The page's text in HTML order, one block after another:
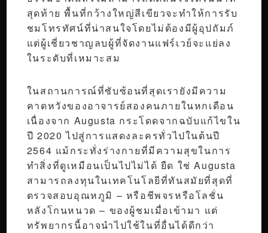
สุดท้าย พื้นที่กว้างใหญ่สีเขียวจะทำให้การรับ
ชมโทรทัศน์ที่น่าสนใจโดยไม่ต้องมีผู้อุปถัมภ์
แต่ผู้เชี่ยวชาญลบผู้ที่จัดงานแฟร์เวย์จะแย่ลง
ในระดับที่เหมาะสม
ในสถานการณ์ที่ซับซ้อนที่สุดเรายังมีความ
คาดหวังของอาจารย์สองคนภายในหกเดือน
เนื่องจาก Augusta กระโดดจากฉบับแก้ไขใน
ปี 2020 ไปสู่การแสดงละครทั่วไปในต้นปี
2564 แม้กระทั่งร่างกายที่มีความสุขในการ
ทำสิ่งที่ดูเหมือนเป็นไปไม่ได้ ยืด ใช่ Augusta
สามารถลงทุนในเทคโนโลยีที่ทันสมัยที่สุดที่
ตรวจสอบอุณหภูมิ – หรือชีพจรหรือโลชั่น
หลังโกนหนวด – ของผู้ชมเมื่อเข้ามา แต่
ทรัพยากรนี้อาจนำไปใช้ในที่อื่นได้ดีกว่า